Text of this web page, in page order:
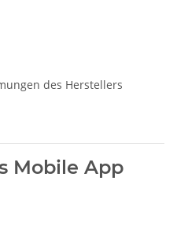
des Herstellers
Mobile App